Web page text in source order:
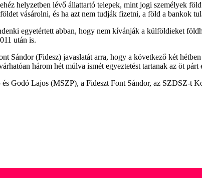
helyzetben lévő állattartó telepek, mint jogi személyek
vásárolni, és ha azt nem tudják fizetni, a föld a bankok
egyetértett abban, hogy nem kívánják a külföldieket
után is.
Sándor (Fidesz) javaslatát arra, hogy a következő két
három hét múlva ismét egyeztetést tartanak az öt
Godó Lajos (MSZP), a Fideszt Font Sándor, az SZDSZ-t